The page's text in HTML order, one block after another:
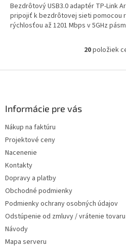
Bezdrôtový USB3.0 adaptér TP-Link
pripojiť k bezdrôtovej sieti pomocou
rýchlosťou až 1201 Mbps v 5GHz
20položiek
Informácie pre vás
Nákup na faktúru
Projektové ceny
Nacenenie
Kontakty
Dopravy a platby
Obchodné podmienky
Podmienky ochrany osobných údajov
Odstúpenie od zmluvy / vrátenie tovaru
Návody
Mapa serveru